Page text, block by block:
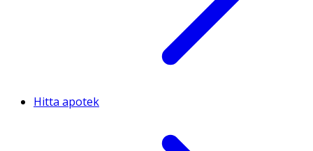
Hitta apotek